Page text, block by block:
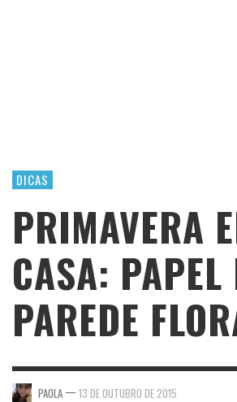
DICAS
PRIMAVERA
CASA: PAPEL
PAREDE
PAOLA — 13 DE OUTUBRO DE 2015